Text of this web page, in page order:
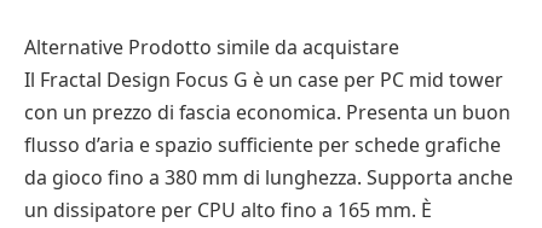
Alternative Prodotto simile da acquistare
Il Fractal Design Focus G è un case per PC mid tower
con un prezzo di fascia economica. Presenta un buon
flusso d’aria e spazio sufficiente per schede grafiche
da gioco fino a 380 mm di lunghezza. Supporta anche
un dissipatore per CPU alto fino a 165 mm. È